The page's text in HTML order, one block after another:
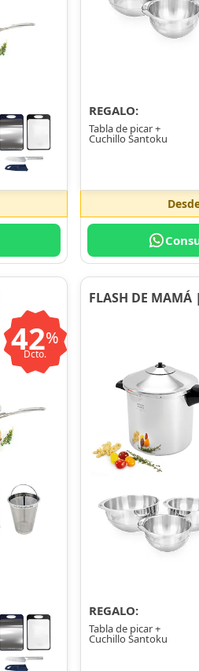
REGALO:
Tabla de picar +
Cuchillo Santoku
42%
Dcto.
FLASH DE MAMÁ
REGALO:
Tabla de picar +
Cuchillo Santoku